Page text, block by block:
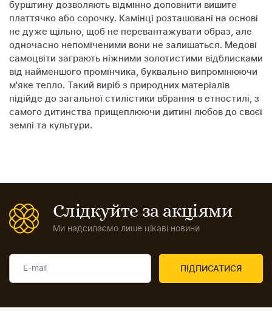
бурштину дозволяють відмінно доповнити вишите
платтячко або сорочку. Камінці розташовані на основі
не дуже щільно, щоб не перевантажувати образ, але
одночасно непоміченими вони не залишаться. Медові
самоцвіти заграють ніжними золотистими відблисками
від найменшого промінчика, буквально випромінюючи
м'яке тепло. Такий виріб з природних матеріалів
підійде до загальної стилістики вбрання в етностилі, з
самого дитинства прищеплюючи дитині любов до своєї
землі та культури.
Слідкуйте за акціями
Ми надсилаємо лише цікаві новини